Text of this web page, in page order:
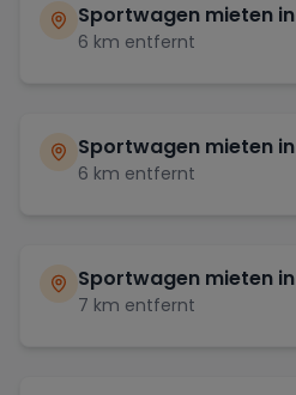
Sportwagen mieten in
6 km entfernt
Sportwagen mieten in
6 km entfernt
Sportwagen mieten in
7 km entfernt